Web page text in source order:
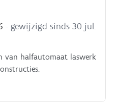
- gewijzigd sinds 30 jul.
van halfautomaat laswerk